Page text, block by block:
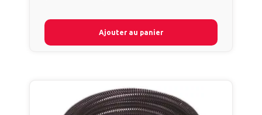
Ajouter au panier